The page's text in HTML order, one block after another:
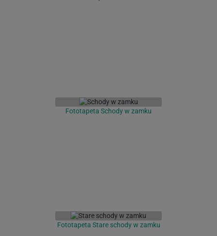
Fototapeta Schody w zamku
Fototapeta Stare schody w zamku